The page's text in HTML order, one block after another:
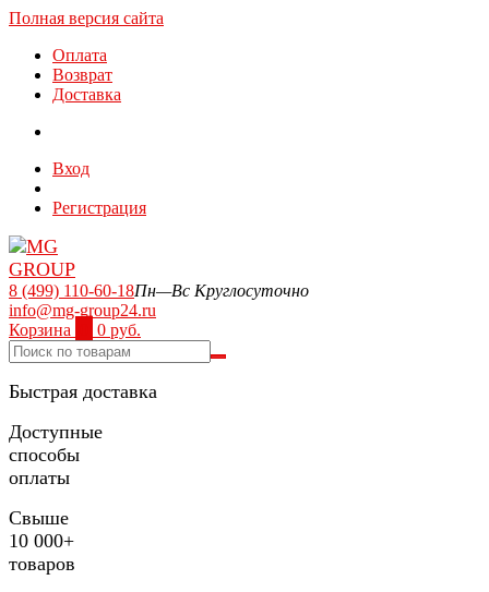
Полная версия сайта
Оплата
Возврат
Доставка
Вход
Регистрация
8 (499) 110-60-18Пн—Вс Круглосуточно
info@mg-group24.ru
Корзина
0 руб.
Быстрая доставка
Доступные
способы
оплаты
Свыше
10 000+
товаров